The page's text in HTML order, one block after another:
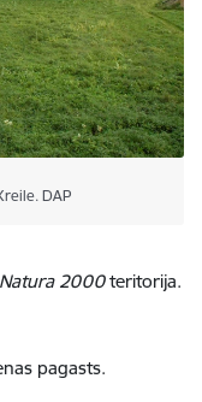
DAP
Natura 2000teritorija.
pagasts.